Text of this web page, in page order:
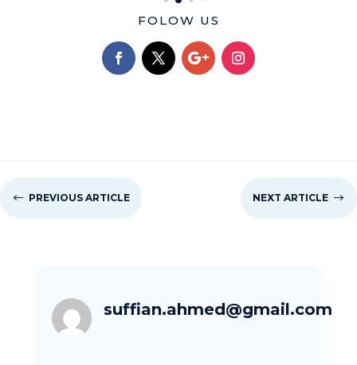
FOLOW US
# PREVIOUS ARTICLE NEXT ARTICLE $
suffian.ahmed@gmail.com